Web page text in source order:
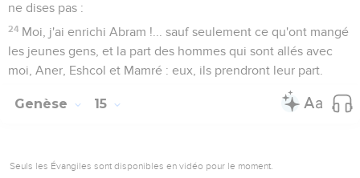
ne dises pas :
24 Moi, j'ai enrichi Abram !... sauf seulement ce qu'ont mangé
les jeunes gens, et la part des hommes qui sont allés avec
moi, Aner, Eshcol et Mamré : eux, ils prendront leur part.
Genèse 15
Seuls les Évangiles sont disponibles en vidéo pour le moment.